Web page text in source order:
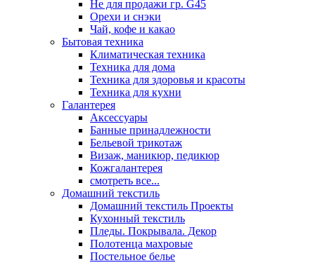
Не для продажи гр. G45
Орехи и снэки
Чай, кофе и какао
Бытовая техника
Климатическая техника
Техника для дома
Техника для здоровья и красоты
Техника для кухни
Галантерея
Аксессуары
Банные принадлежности
Бельевой трикотаж
Визаж, маникюр, педикюр
Кожгалантерея
смотреть все...
Домашний текстиль
Домашний текстиль Проекты
Кухонный текстиль
Пледы. Покрывала. Декор
Полотенца махровые
Постельное белье